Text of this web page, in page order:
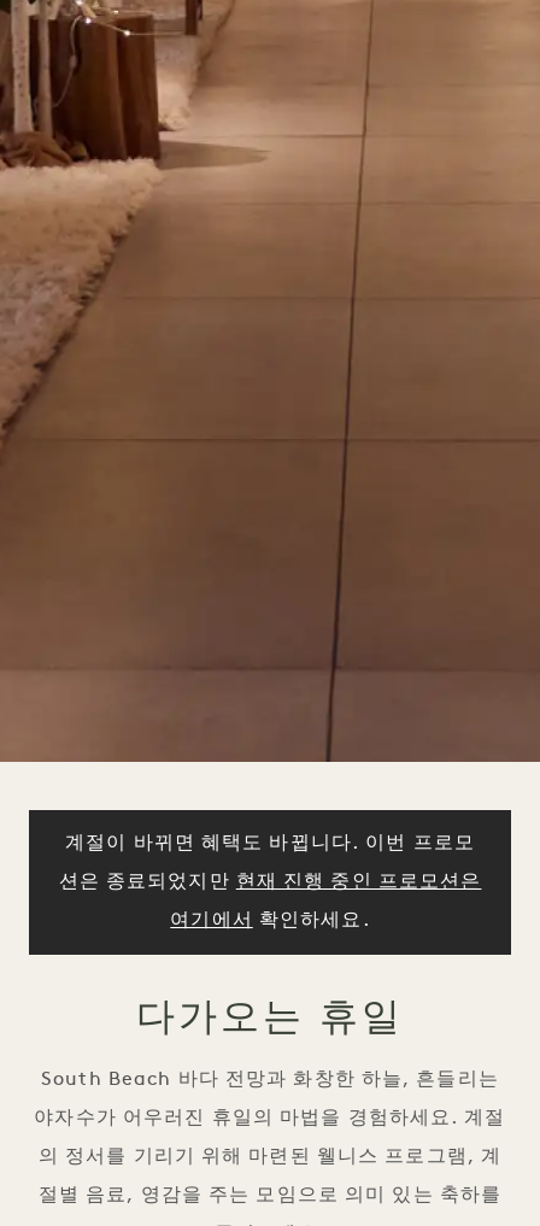
계절이 바뀌면 혜택도 바뀝니다. 이번 프로모
션은 종료되었지만 현재 진행 중인 프로모션은
여기에서
확인하세요.
다가오는 휴일
South Beach 바다 전망과 화창한 하늘, 흔들리는
야자수가 어우러진 휴일의 마법을 경험하세요. 계절
의 정서를 기리기 위해 마련된 웰니스 프로그램, 계
절별 음료, 영감을 주는 모임으로 의미 있는 축하를